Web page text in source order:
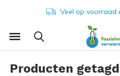
Veel op voorraad
Producten